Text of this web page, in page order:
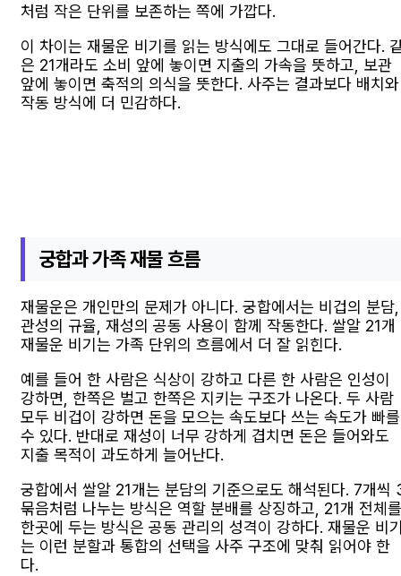
처럼 작은 단위를 보존하는 쪽에 가깝다.
이 차이는 재물운 비기를 읽는 방식에도 그대로 들어간다.
은 21개라도 소비 앞에 놓이면 지출의 가속을 뜻하고, 보관
앞에 놓이면 축적의 의식을 뜻한다. 사주는 결과보다 배치와
작동 방식에 더 민감하다.
궁합과 가족 재물 흐름
재물운은 개인만의 문제가 아니다. 궁합에서는 비겁의 분담,
관성의 규율, 재성의 공동 사용이 함께 작동한다. 쌀알 21개
재물운 비기는 가족 단위의 흐름에서 더 잘 읽힌다.
예를 들어 한 사람은 식상이 강하고 다른 한 사람은 인성이
강하면, 한쪽은 벌고 한쪽은 지키는 구조가 나온다. 두 사람
모두 비겁이 강하면 돈을 모으는 속도보다 쓰는 속도가 빠를
수 있다. 반대로 재성이 너무 강하게 겹치면 돈은 들어와도
지출 목적이 과도하게 늘어난다.
궁합에서 쌀알 21개는 분담의 기준으로도 해석된다. 7개씩
묶음처럼 나누는 방식은 역할 분배를 상징하고, 21개 전체를
한곳에 두는 방식은 공동 관리의 성격이 강하다. 재물운 비
는 이런 분할과 통합의 선택을 사주 구조에 맞춰 읽어야 한
다.